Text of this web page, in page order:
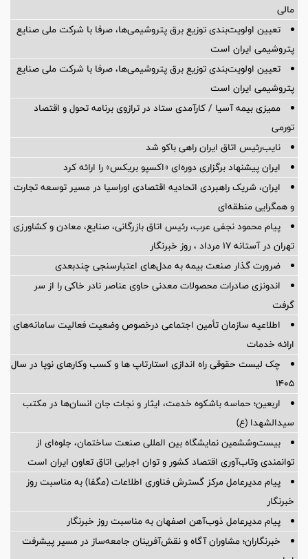
مالی
تعیین اولویت‌بندی توزیع برق پتروشیمی‌ها، صرفا با شرکت ملی صنایع
پتروشیمی ایران است
تعیین اولویت‌بندی توزیع برق پتروشیمی‌ها، صرفا با شرکت ملی صنایع
پتروشیمی ایران است
ممیزی بیمه آسیا / کارآمدی ستاد در ترازوی برنامه تحول و اقتصاد
تورمی
نایب‌رئیس اتاق ایران راهی باکو شد
ایران پیشنهاد برگزاری دوره‌ای «اکسپو بریکس» را ارائه کرد
ایران، شریک راهبردی اتحادیه اقتصادی اوراسیا در مسیر توسعه تجارت
و همگرایی منطقه‌ای
پیام محمود نجفی عرب، رئیس اتاق بازرگانی، صنایع، معادن و کشاورزی
تهران در آستانه 17 مرداد ، روز خبرنگار
ضرورت گذار صنعت بیمه به مدل‌های اعتبارسنجی چندبعدی
اندونزی صادرات محصولات معدنی حاوی عناصر نادر خاکی را از سر
گرفت
اطلاعیه سازمان تأمین اجتماعی درخصوص وضعیت فعالیت سامانه‌های
ارائه خدمات
چک لیست حقوقی راه اندازی استارتاپ ها و کسب وکارهای نوپا در سال
۱۴۰۵
اربعین؛ حماسه باشکوه خدمت، ایثار و نجات جان انسان‌ها در مکتب
سیدالشهدا (ع)
بیست‌وششمین نمایشگاه بین المللی صنعت ساختمان، جلوه‌ای از
توانمندی وتاب‌آوری اقتصاد کشور و توان اجرایی اتاق تعاون ایران است
پیام مدیرعامل مرکز گسترش فناوری اطلاعات (مگفا) به مناسبت روز
خبرنگار
پیام مدیرعامل ذوب‌آهن اصفهان به مناسبت روز خبرنگار
خبرنگاران؛ مشاوران آگاه و نقش‌آفرینان جامعه‌ساز در مسیر پیشرفت